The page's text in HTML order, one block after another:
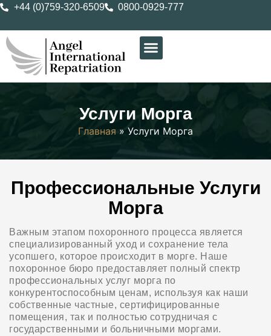
+44 (0)759-320-6509 0800-0929-777
Услуги Морга
Главная » Услуги Морга
Профессиональные Услуги
Морга
Важным этапом похоронного процесса является
специализированный уход и сохранение тела
усопшего, которое происходит в морге. Наше
похоронное бюро предоставляет полный спектр
профессиональных услуг морга по
конкурентоспособным ценам, используя как наши
собственные частные, сертифицированные
помещения, так и полностью сотрудничая с
государственными и больничными моргами.